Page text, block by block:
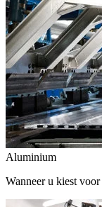
Aluminium
Wanneer u kiest